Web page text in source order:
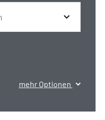
mehr Optionen